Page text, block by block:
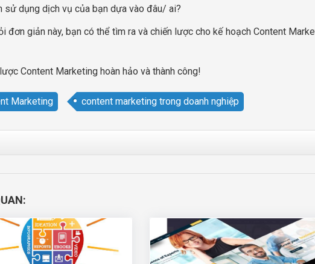
sử dụng dịch vụ của bạn dựa vào đâu/ ai?
đơn giản này, bạn có thể tìm ra và chiến lược cho kế hoạch Content
Content Marketing hoàn hảo và thành công!
Marketing content marketing trong doanh nghiệp